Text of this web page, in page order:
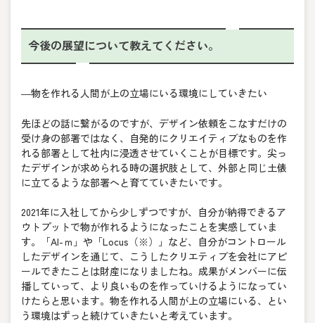
今後の展望について教えてください。
―物を作れる人間が上の立場にいる環境にしていきたい
先ほどの話に繋がるのですが、デザイン依頼をこなすだけの
受け身の部署ではなく、自発的にクリエイティブなものを作
れる部署として社内に浸透させていくことが目標です。尖っ
たデザインが求められる時の選択肢として、外部と同じ土俵
に立てるような部署へと育てていきたいです。
2021年に入社してから少しずつですが、自分が納得できるア
ウトプットで物が作れるようになったことを実感していま
す。「AI-ｍ」や「Locus（※）」など、自分がコントロール
したデザインを通じて、こうしたクリエティブを会社にアピ
ールできたことは財産になりましたね。成果がメンバーに伝
播していって、より良いものを作っていけるようになってい
けたらと思います。物を作れる人間が上の立場にいる、とい
う環境はずっと続けていきたいと考えています。